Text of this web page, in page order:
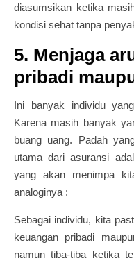
diasumsikan ketika
kondisi sehat tanpa
5. Menjaga
pribadi
Ini banyak individu
Karena masih banyak
buang uang. Padah
utama dari asuransi
yang akan menimpa
analoginya :
Sebagai individu, kita
keuangan pribadi
namun tiba-tiba ketika